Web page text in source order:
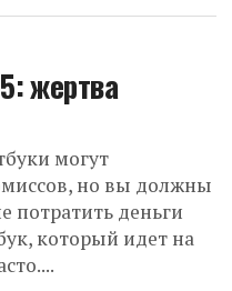
жертва
могут
но вы должны
потратить деньги
который идет на